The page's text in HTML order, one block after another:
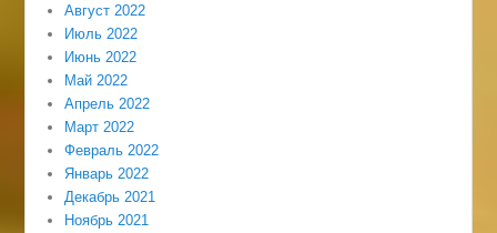
Август 2022
Июль 2022
Июнь 2022
Май 2022
Апрель 2022
Март 2022
Февраль 2022
Январь 2022
Декабрь 2021
Ноябрь 2021